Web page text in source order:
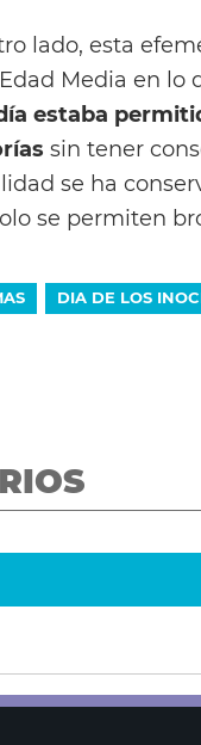
lado, esta
Media en lo
estaba
sin tener
se ha
se permiten
DIA DE LOS